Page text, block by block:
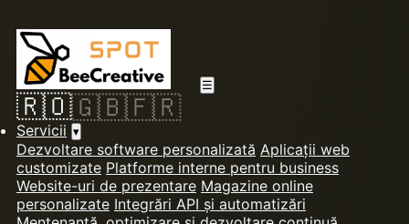
☰
🇷🇴🇬🇧🇫🇷
Servicii ▾
Dezvoltare software personalizată Aplicații web
customizate Platforme interne pentru business
Website-uri de prezentare Magazine online
personalizate Integrări API și automatizări